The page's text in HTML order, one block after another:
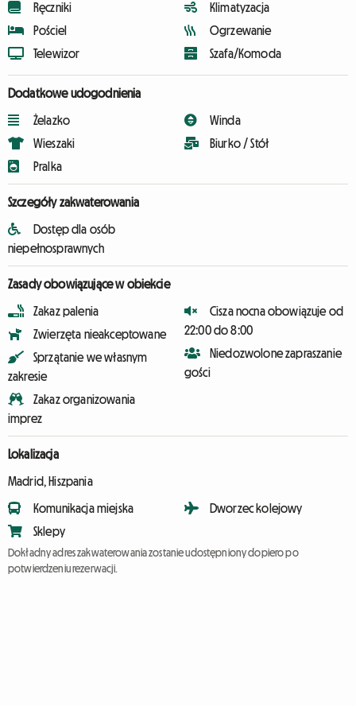
Ręczniki
Pościel
Telewizor
Klimatyzacja
Ogrzewanie
Szafa/Komoda
Dodatkowe udogodnienia
Żelazko
Wieszaki
Pralka
Winda
Biurko / Stół
Szczegóły zakwaterowania
Dostęp dla osób
niepełnosprawnych
Zasady obowiązujące w obiekcie
Zakaz palenia
Zwierzęta nieakceptowane
Sprzątanie we własnym
zakresie
Zakaz organizowania
imprez
Cisza nocna obowiązuje od
22:00 do 8:00
Niedozwolone zapraszanie
gości
Lokalizacja
Madrid, Hiszpania
Komunikacja miejska
Sklepy
Dworzec kolejowy
Dokładny adres zakwaterowania zostanie udostępniony dopiero po
potwierdzeniu rezerwacji.